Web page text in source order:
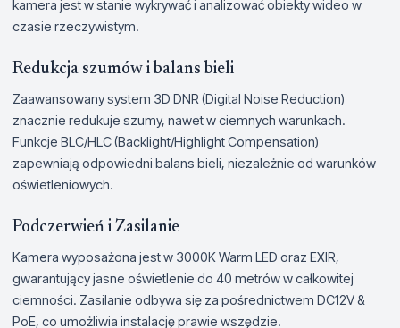
kamera jest w stanie wykrywać i analizować obiekty wideo w
czasie rzeczywistym.
Redukcja szumów i balans bieli
Zaawansowany system 3D DNR (Digital Noise Reduction)
znacznie redukuje szumy, nawet w ciemnych warunkach.
Funkcje BLC/HLC (Backlight/Highlight Compensation)
zapewniają odpowiedni balans bieli, niezależnie od warunków
oświetleniowych.
Podczerwień i Zasilanie
Kamera wyposażona jest w 3000K Warm LED oraz EXIR,
gwarantujący jasne oświetlenie do 40 metrów w całkowitej
ciemności. Zasilanie odbywa się za pośrednictwem DC12V &
PoE, co umożliwia instalację prawie wszędzie.